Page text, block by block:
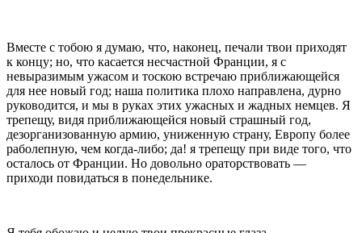
Вместе с тобою я думаю, что, наконец, печали твои приходят
к концу; но, что касается несчастной Франции, я с
невыразимым ужасом и тоскою встре­чаю приближающейся
для нее новый год; наша по­литика плохо направлена, дурно
руководится, и мы в руках этих ужасных и жадных немцев. Я
трепе­щу, видя приближающейся новый страшный год,
дезорганизованную армию, униженную страну, Европу бо­лее
раболепную, чем когда-либо; да! я трепещу при виде того, что
осталось от Франции. Но довольно ора­торствовать —
приходи повидаться в понедельнике.